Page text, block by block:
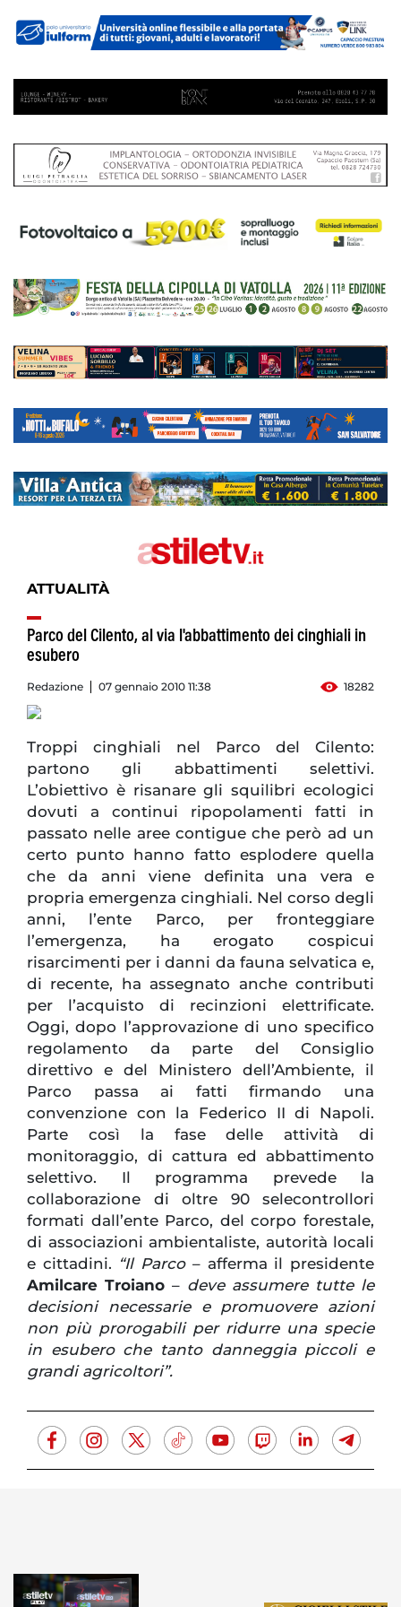
ATTUALITÀ
Parco del Cilento, al via l'abbattimento dei cinghiali in
esubero
Redazione 07 gennaio 2010 11:38 18282
Troppi cinghiali nel Parco del Cilento:
partono gli abbattimenti selettivi.
L’obiettivo è risanare gli squilibri ecologici
dovuti a continui ripopolamenti fatti in
passato nelle aree contigue che però ad un
certo punto hanno fatto esplodere quella
che da anni viene definita una vera e
propria emergenza cinghiali. Nel corso degli
anni, l’ente Parco, per fronteggiare
l’emergenza, ha erogato cospicui
risarcimenti per i danni da fauna selvatica e,
di recente, ha assegnato anche contributi
per l’acquisto di recinzioni elettrificate.
Oggi, dopo l’approvazione di uno specifico
regolamento da parte del Consiglio
direttivo e del Ministero dell’Ambiente, il
Parco passa ai fatti firmando una
convenzione con la Federico II di Napoli.
Parte così la fase delle attività di
monitoraggio, di cattura ed abbattimento
selettivo. Il programma prevede la
collaborazione di oltre 90 selecontrollori
formati dall’ente Parco, del corpo forestale,
di associazioni ambientaliste, autorità locali
e cittadini. “Il Parco– afferma il presidente
Amilcare Troiano – deve assumere tutte le
decisioni necessarie e promuovere azioni
non più prorogabili per ridurre una specie
in esubero che tanto danneggia piccoli e
grandi agricoltori”.